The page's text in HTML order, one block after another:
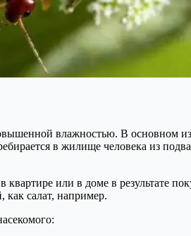
влажностью. В основном
в жилище человека из
квартире или в доме в результате
как салат, например.